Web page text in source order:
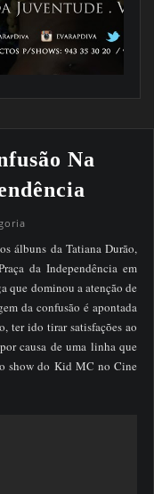
Na
álbuns da Tatiana Durão,
da Independência em
que dominou a atenção de
da confusão é apontada
ter ido tirar satisfações ao
causa de uma linha que
show do Kid MC no Cine